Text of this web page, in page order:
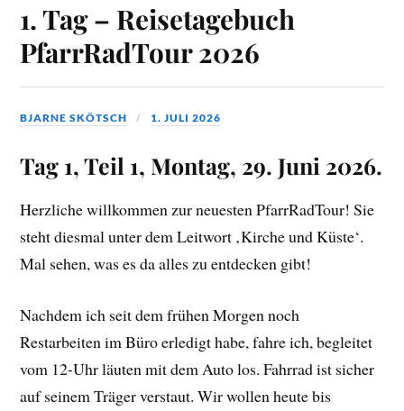
1. Tag – Reisetagebuch
PfarrRadTour 2026
BJARNE SKÖTSCH 1. JULI 2026
Tag 1, Teil 1, Montag, 29. Juni 2026.
Herzliche willkommen zur neuesten PfarrRadTour! Sie
steht diesmal unter dem Leitwort ‚Kirche und Küste‘.
Mal sehen, was es da alles zu entdecken gibt!
Nachdem ich seit dem frühen Morgen noch
Restarbeiten im Büro erledigt habe, fahre ich, begleitet
vom 12-Uhr läuten mit dem Auto los. Fahrrad ist sicher
auf seinem Träger verstaut. Wir wollen heute bis